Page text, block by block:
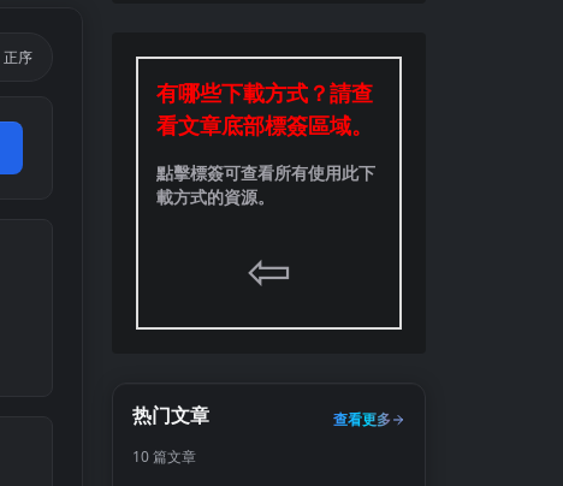
正序
有哪些下載方式？請查
看文章底部標簽區域。
點擊標簽可查看所有使用此下
載方式的資源。
⇦
热门文章
查看更多
10 篇文章